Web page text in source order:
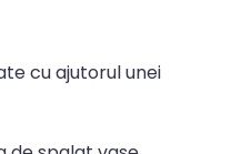
cu ajutorul unei